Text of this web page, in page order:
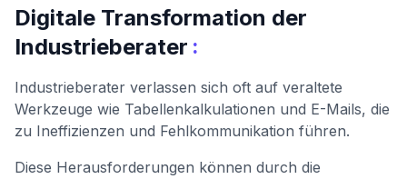
Digitale Transformation der
Industrieberater :
Industrieberater verlassen sich oft auf veraltete
Werkzeuge wie Tabellenkalkulationen und E-Mails, die
zu Ineffizienzen und Fehlkommunikation führen.
Diese Herausforderungen können durch die